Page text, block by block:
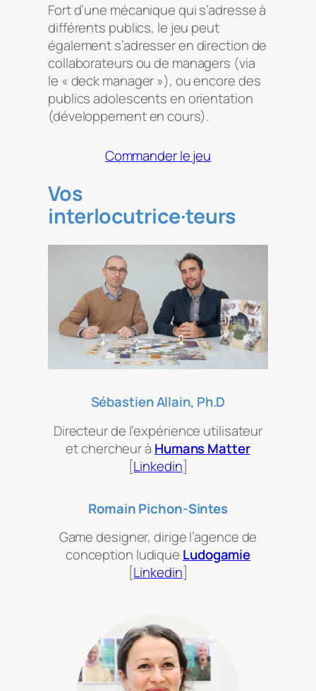
Fort d’une mécanique qui s’adresse à
différents publics, le jeu peut
également s’adresser en direction de
collaborateurs ou de managers (via
le « deck manager »), ou encore des
publics adolescents en orientation
(développement en cours).
Commander le jeu
Vos
interlocutrice·teurs
Sébastien Allain, Ph.D
Directeur de l’expérience utilisateur
et chercheur à Humans Matter
[Linkedin]
Romain Pichon-Sintes
Game designer, dirige l’agence de
conception ludique Ludogamie
[Linkedin]